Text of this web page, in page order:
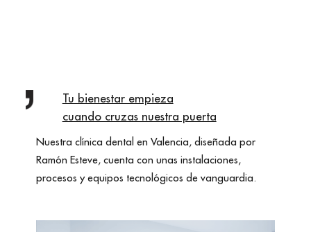
Tu bienestar empieza
cuando cruzas nuestra puerta
Nuestra clínica dental en Valencia, diseñada por
Ramón Esteve, cuenta con unas instalaciones,
procesos y equipos tecnológicos de vanguardia.